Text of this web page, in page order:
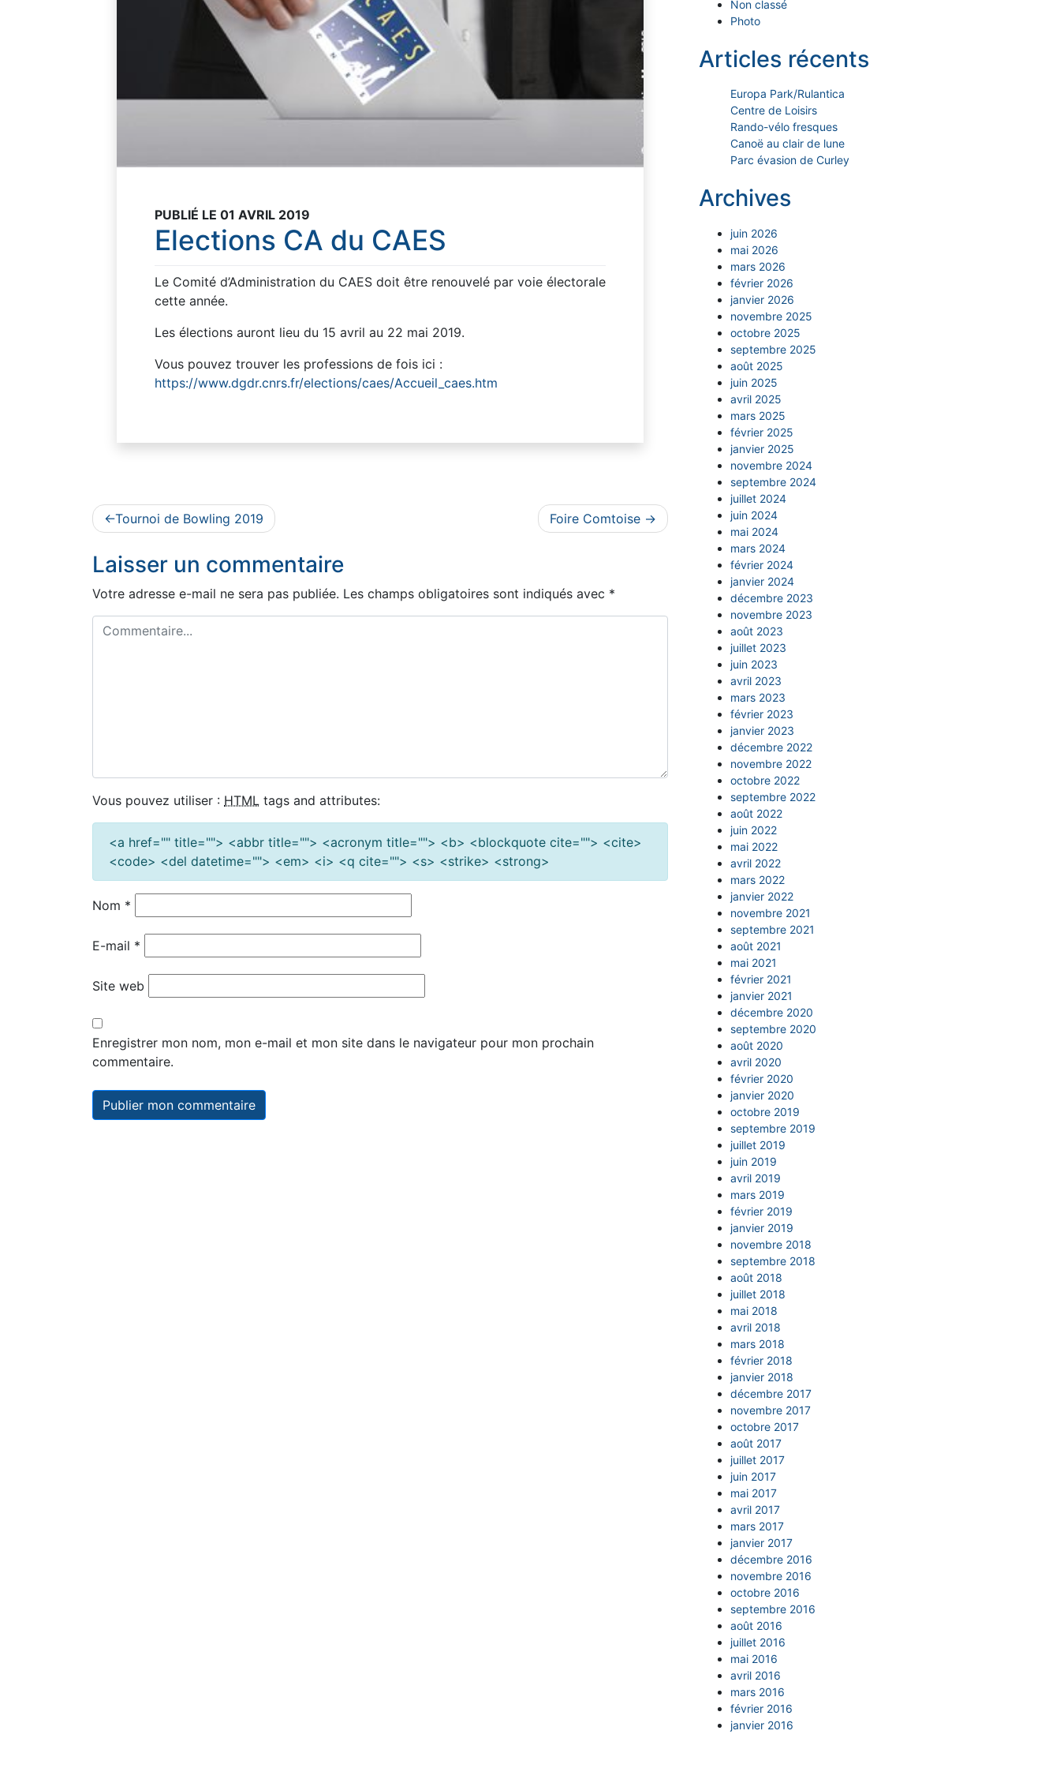
PUBLIÉ LE 01 AVRIL 2019
Elections CA du CAES
Le Comité d’Administration du CAES doit être renouvelé par voie électorale
cette année.
Les élections auront lieu du 15 avril au 22 mai 2019.
Vous pouvez trouver les professions de fois ici :
https://www.dgdr.cnrs.fr/elections/caes/Accueil_caes.htm
Navigation
l’article
Tournoi de Bowling 2019 Foire Comtoise
Laisser un commentaire
Votre adresse e-mail ne sera pas publiée. Les champs obligatoires sont indiqués avec *
Vous pouvez utiliser : HTML tags and attributes:
<a href="" title=""> <abbr title=""> <acronym title=""> <b> <blockquote cite=""> <cite>
<code> <del datetime=""> <em> <i> <q cite=""> <s> <strike> <strong>
Nom *
E-mail *
Site web
Enregistrer mon nom, mon e-mail et mon site dans le navigateur pour mon prochain
commentaire.
Non classé
Photo
Articles récents
Europa Park/Rulantica
Centre de Loisirs
Rando-vélo fresques
Canoë au clair de lune
Parc évasion de Curley
Archives
juin 2026
mai 2026
mars 2026
février 2026
janvier 2026
novembre 2025
octobre 2025
septembre 2025
août 2025
juin 2025
avril 2025
mars 2025
février 2025
janvier 2025
novembre 2024
septembre 2024
juillet 2024
juin 2024
mai 2024
mars 2024
février 2024
janvier 2024
décembre 2023
novembre 2023
août 2023
juillet 2023
juin 2023
avril 2023
mars 2023
février 2023
janvier 2023
décembre 2022
novembre 2022
octobre 2022
septembre 2022
août 2022
juin 2022
mai 2022
avril 2022
mars 2022
janvier 2022
novembre 2021
septembre 2021
août 2021
mai 2021
février 2021
janvier 2021
décembre 2020
septembre 2020
août 2020
avril 2020
février 2020
janvier 2020
octobre 2019
septembre 2019
juillet 2019
juin 2019
avril 2019
mars 2019
février 2019
janvier 2019
novembre 2018
septembre 2018
août 2018
juillet 2018
mai 2018
avril 2018
mars 2018
février 2018
janvier 2018
décembre 2017
novembre 2017
octobre 2017
août 2017
juillet 2017
juin 2017
mai 2017
avril 2017
mars 2017
janvier 2017
décembre 2016
novembre 2016
octobre 2016
septembre 2016
août 2016
juillet 2016
mai 2016
avril 2016
mars 2016
février 2016
janvier 2016